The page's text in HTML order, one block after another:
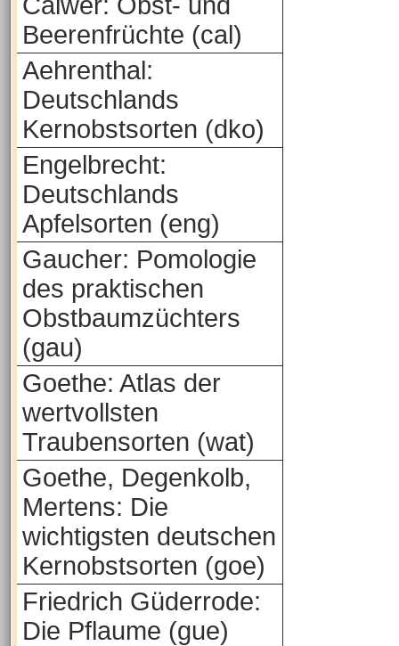
Beerenfrüchte (cal)
Aehrenthal:
Deutschlands
Kernobstsorten (dko)
Engelbrecht:
Deutschlands
Apfelsorten (eng)
Gaucher: Pomologie
des praktischen
Obstbaumzüchters
(gau)
Goethe: Atlas der
wertvollsten
Traubensorten (wat)
Goethe, Degenkolb,
Mertens: Die
wichtigsten deutschen
Kernobstsorten (goe)
Friedrich Güderrode:
Die Pflaume (gue)